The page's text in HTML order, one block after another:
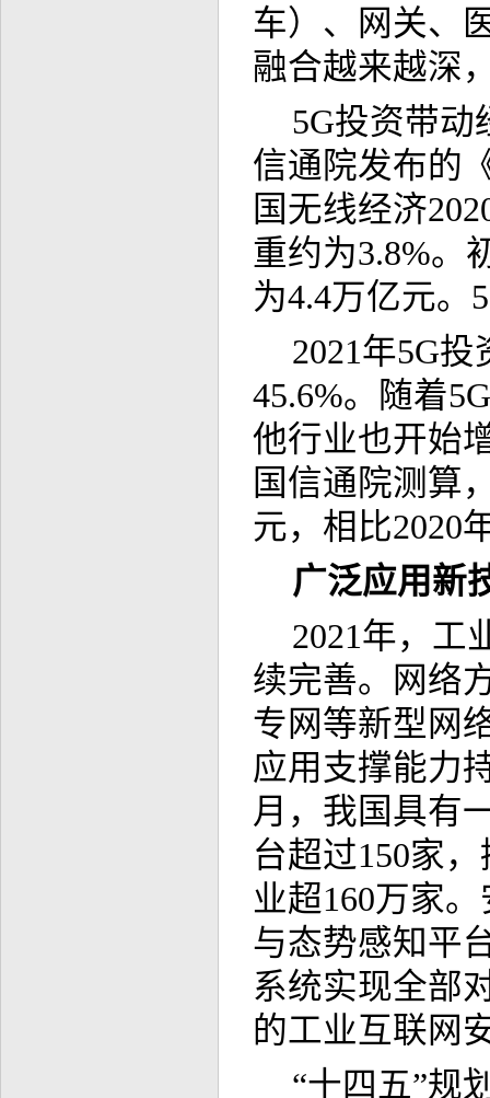
车）、网关、
融合越来越深
5G投资带动
信通院发布的
国无线经济
重约为3.8%。
为4.4万亿元。
2021年5G
45.6%。随着
他行业也开始
国信通院测算
元，相比2020
广泛应用新
2021年，工
续完善。网络
专网等新型网
应用支撑能力
月，我国具有
台超过150家
业超160万家
与态势感知平
系统实现全部
的工业互联网
“十四五”规